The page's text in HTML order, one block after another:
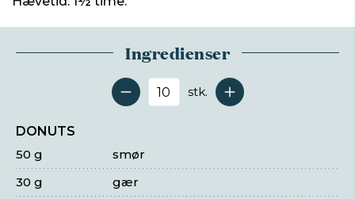
Ingredienser
Antal serveringer
stk.
DONUTS
smør
50 g
gær
30 g